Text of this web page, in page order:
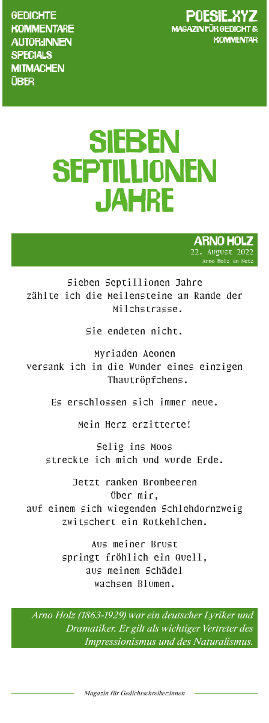
poesie.xyz
Magazin für Gedicht &
Kommentar
Gedichte
Kommentare
Autor:innen
Specials
Mitmachen
Über
Sieben
Septillionen
Jahre
Arno Holz
22. August 2022
Arno Holz im Netz
Sieben Septillionen Jahre
zählte ich die Meilensteine am Rande der
Milchstrasse.
Sie endeten nicht.
Myriaden Aeonen
versank ich in die Wunder eines einzigen
Thautröpfchens.
Es erschlossen sich immer neue.
Mein Herz erzitterte!
Selig ins Moos
streckte ich mich und wurde Erde.
Jetzt ranken Brombeeren
über mir,
auf einem sich wiegenden Schlehdornzweig
zwitschert ein Rotkehlchen.
Aus meiner Brust
springt fröhlich ein Quell,
aus meinem Schädel
wachsen Blumen.
Arno Holz (1863-1929) war ein deutscher Lyriker und
Dramatiker. Er gilt als wichtiger Vertreter des
Impressionismus und des Naturalismus.
Magazin für Gedichtschreiber:innen